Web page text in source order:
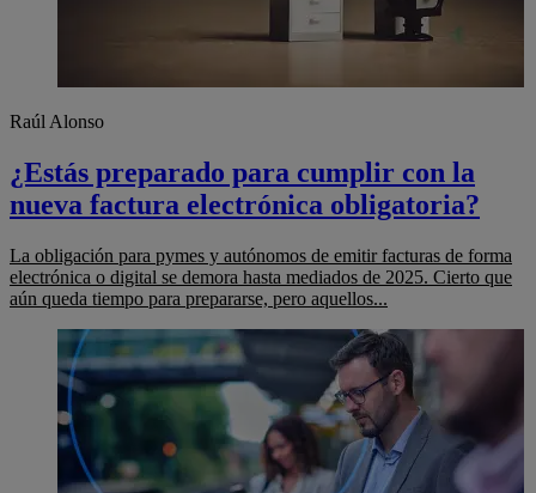
Raúl Alonso
¿Estás preparado para cumplir con la
nueva factura electrónica obligatoria?
La obligación para pymes y autónomos de emitir facturas de forma
electrónica o digital se demora hasta mediados de 2025. Cierto que
aún queda tiempo para prepararse, pero aquellos...